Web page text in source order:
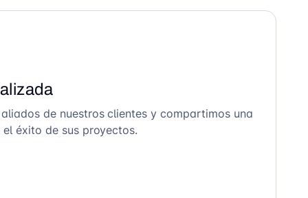
de nuestros clientes y compartimos una
éxito de sus proyectos.